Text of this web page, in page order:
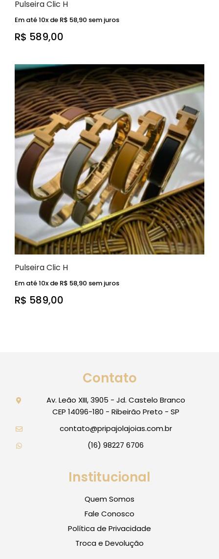
Pulseira Clic H
R$ 589,00
Em até 10x de R$ 58,90 sem juros
Pulseira Clic H
R$ 589,00
Em até 10x de R$ 58,90 sem juros
Contato
Av. Leão XIII, 3905 - Jd. Castelo Branco
CEP 14096-180 - Ribeirão Preto - SP
contato@pripajolajoias.com.br
(16) 98227 6706
Institucional
Quem Somos
Fale Conosco
Política de Privacidade
Troca e Devolução